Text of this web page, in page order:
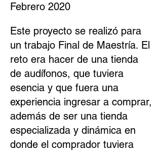
Febrero 2020
Este proyecto se realizó para
un trabajo Final de Maestría. El
reto era hacer de una tienda
de audífonos, que tuviera
esencia y que fuera una
experiencia ingresar a comprar,
además de ser una tienda
especializada y dinámica en
donde el comprador tuviera